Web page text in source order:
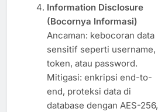
Information Disclosure
(Bocornya Informasi)
Ancaman: kebocoran data
sensitif seperti username,
token, atau password.
Mitigasi: enkripsi end-to-
end, proteksi data di
database dengan AES-256,